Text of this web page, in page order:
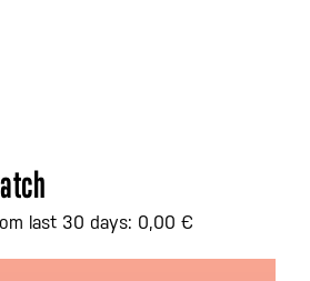
last 30 days: 0,00 €